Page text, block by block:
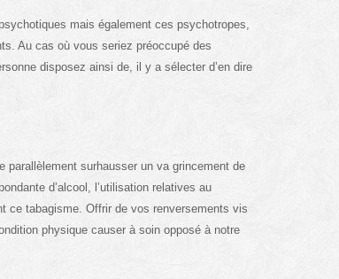
mais également ces psychotropes,
Au cas où vous seriez préoccupé des
disposez ainsi de, il y a sélecter d’en dire
surhausser un va grincement de
d’alcool, l’utilisation relatives au
ce tabagisme. Offrir de vos renversements vis
physique causer à soin opposé à notre